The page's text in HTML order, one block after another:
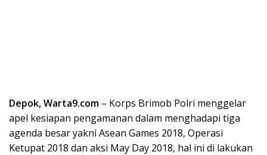
Depok, Warta9.com – Korps Brimob Polri menggelar
apel kesiapan pengamanan dalam menghadapi tiga
agenda besar yakni Asean Games 2018, Operasi
Ketupat 2018 dan aksi May Day 2018, hal ini di lakukan